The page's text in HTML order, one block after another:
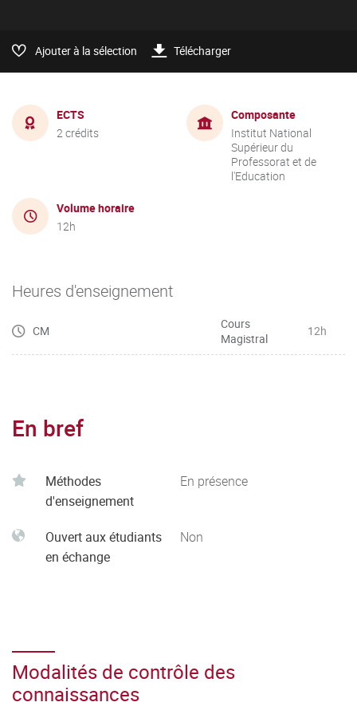
Ajouter à la sélection Télécharger
ECTS
2 crédits
Composante
Institut National
Supérieur du
Professorat et de
l'Education
Volume horaire
12h
Heures d'enseignement
CM
Cours
Magistral
12h
En bref
Méthodes
d'enseignement
En présence
Ouvert aux étudiants
en échange
Non
Modalités de contrôle des
connaissances